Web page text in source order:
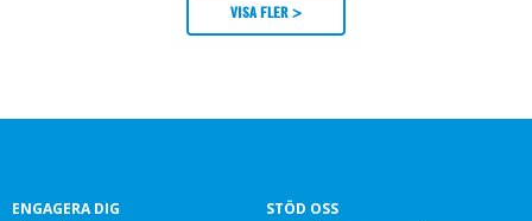
VISA FLER >
ENGAGERA DIG STÖD OSS